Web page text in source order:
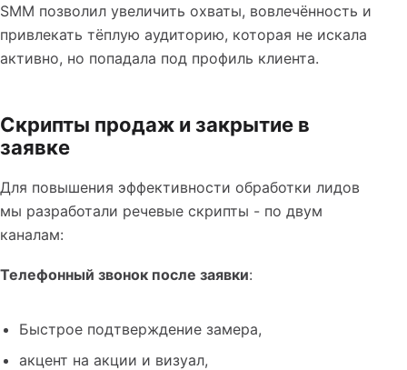
SMM позволил увеличить охваты, вовлечённость и
привлекать тёплую аудиторию, которая не искала
активно, но попадала под профиль клиента.
Скрипты продаж и закрытие в
заявке
Для повышения эффективности обработки лидов
мы разработали речевые скрипты - по двум
каналам:
Телефонный звонок после заявки:
Быстрое подтверждение замера,
акцент на акции и визуал,